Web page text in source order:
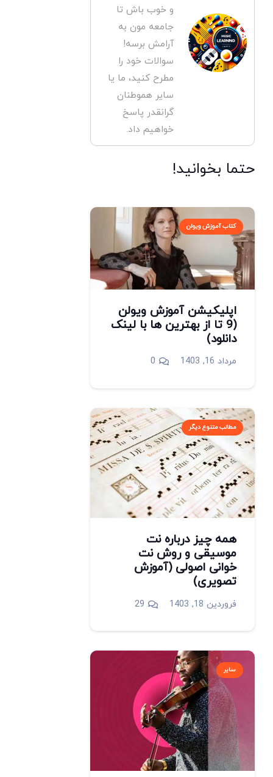
و خوب باش تا
جامعه مون به
آرامش برسه!
سوالات خود را
مطرح کنید، ما یا
سایر هموطنان
گرانقدر پاسخ
خواهیم داد.
حتما بخوانید!
کتاب آموزش ویولن
اپلیکیشن آموزش ویولن
(9 تا از بهترین ها با لینک
دانلود)
مرداد 16, 1403 0
مطالب متنوع دیگر
همه چیز درباره نت
موسیقی و روش نت
خوانی اصولی (آموزش
تصویری)
فروردین 18, 1403 29دیدگاه
سایر